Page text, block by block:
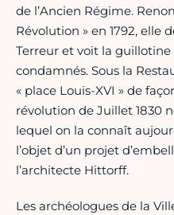
de l’Ancien Régime.
Révolution » en 1792, elle
Terreur et voit la
condamnés. Sous la
« place Louis-XVI » de
révolution de Juillet 1830
lequel on la connaît
l’objet d’un projet
l’architecte Hittorff.
Les archéologues de la